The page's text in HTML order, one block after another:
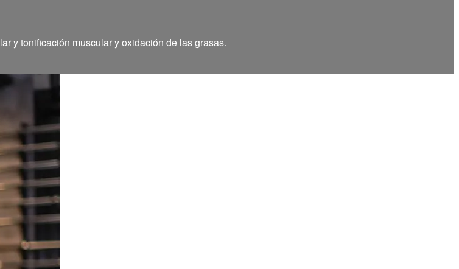
y tonificación muscular y oxidación de las grasas.